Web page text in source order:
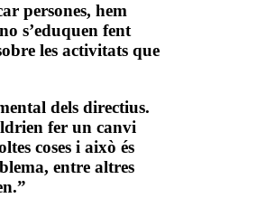
persones, hem
s’eduquen fent
les activitats que
dels directius.
fer un canvi
coses i això és
entre altres